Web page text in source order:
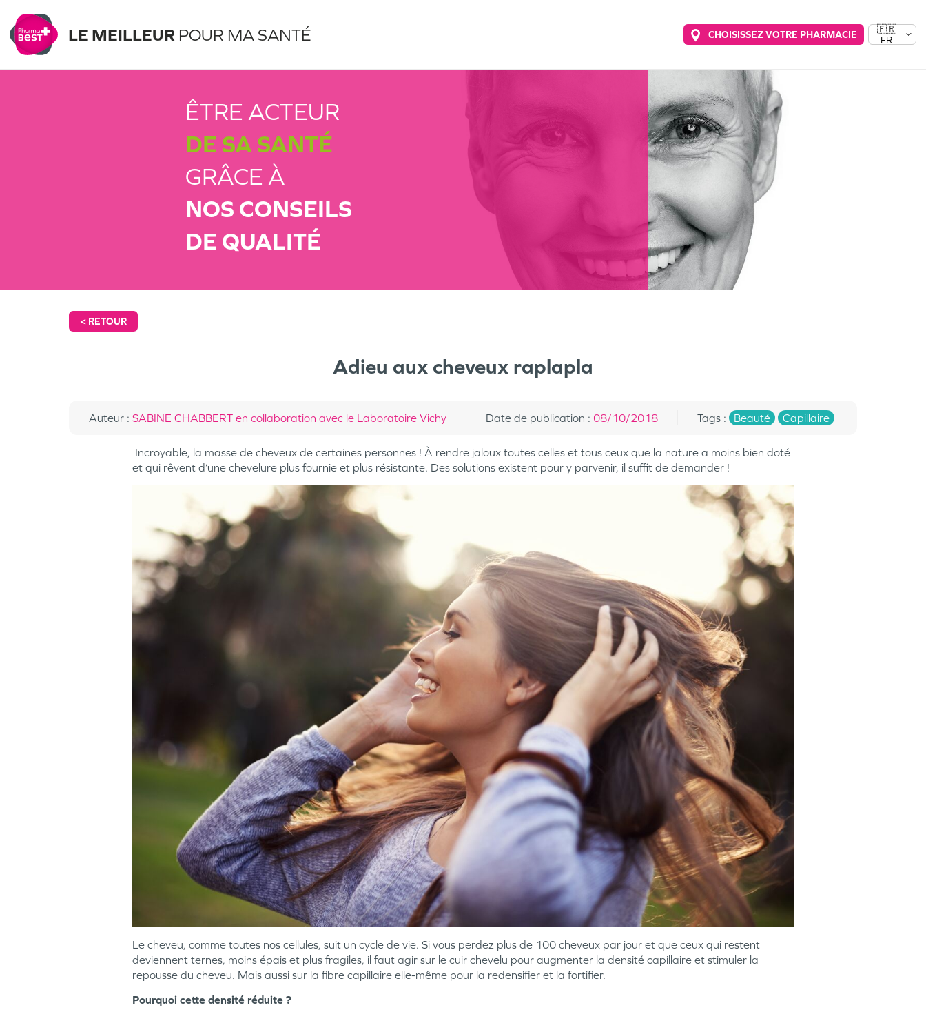
LE MEILLEUR POUR MA SANTÉ CHOISISSEZ VOTRE PHARMACIE
🇫🇷
FR
ÊTRE ACTEUR
DE SA SANTÉ
GRÂCE À
NOS CONSEILS
DE QUALITÉ
< RETOUR
Adieu aux cheveux raplapla
Auteur : SABINE CHABBERT en collaboration avec le Laboratoire Vichy Date de publication : 08/10/2018 Tags : Beauté Capillaire
Incroyable, la masse de cheveux de certaines personnes ! À rendre jaloux toutes celles et tous ceux que la nature a moins bien doté
et qui rêvent d’une chevelure plus fournie et plus résistante. Des solutions existent pour y parvenir, il suffit de demander !
Le cheveu, comme toutes nos cellules, suit un cycle de vie. Si vous perdez plus de 100 cheveux par jour et que ceux qui restent
deviennent ternes, moins épais et plus fragiles, il faut agir sur le cuir chevelu pour augmenter la densité capillaire et stimuler la
repousse du cheveu. Mais aussi sur la fibre capillaire elle-même pour la redensifier et la fortifier.
Pourquoi cette densité réduite ?